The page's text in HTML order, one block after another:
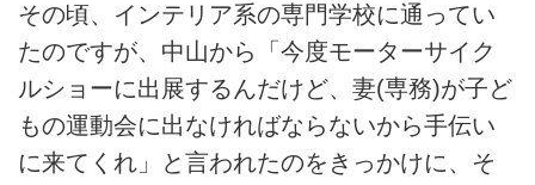
その頃、インテリア系の専門学校に通ってい
たのですが、中山から「今度モーターサイク
ルショーに出展するんだけど、妻(専務)が子ど
もの運動会に出なければならないから手伝い
に来てくれ」と言われたのをきっかけに、そ